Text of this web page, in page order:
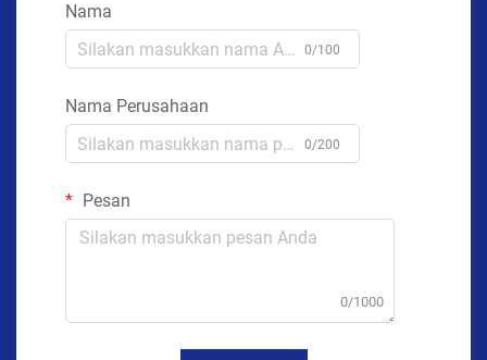
Nama
0/100
Nama Perusahaan
0/200
Pesan
0/1000